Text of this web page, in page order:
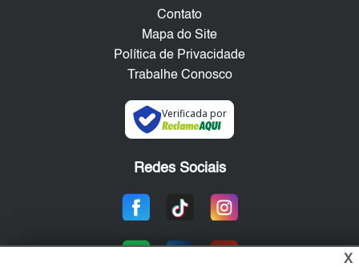
Contato
Mapa do Site
Política de Privacidade
Trabalhe Conosco
Verificada por
Redes Sociais
X